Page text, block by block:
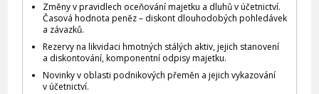
Změny v pravidlech oceňování majetku a dluhů v účetnictví.
Časová hodnota peněz – diskont dlouhodobých pohledávek
a závazků.
Rezervy na likvidaci hmotných stálých aktiv, jejich stanovení
a diskontování, komponentní odpisy majetku.
Novinky v oblasti podnikových přeměn a jejich vykazování
v účetnictví.